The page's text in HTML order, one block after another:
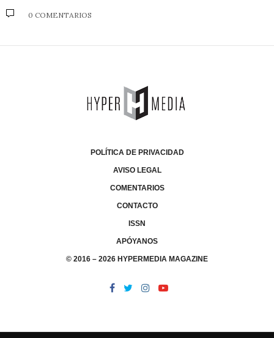
0 COMENTARIOS
POLÍTICA DE PRIVACIDAD
AVISO LEGAL
COMENTARIOS
CONTACTO
ISSN
APÓYANOS
© 2016 – 2026 HYPERMEDIA MAGAZINE